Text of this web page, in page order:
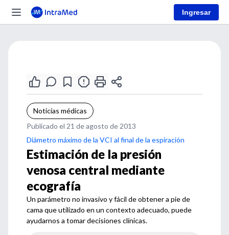
Ingresar
Noticias médicas
Publicado el 21 de agosto de 2013
Diámetro máximo de la VCI al final de la espiración
Estimación de la presión
venosa central mediante
ecografía
Un parámetro no invasivo y fácil de obtener a pie de
cama que utilizado en un contexto adecuado, puede
ayudarnos a tomar decisiones clínicas.